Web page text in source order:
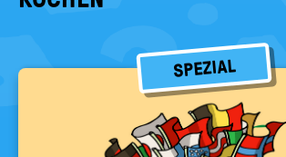
SPEZIAL